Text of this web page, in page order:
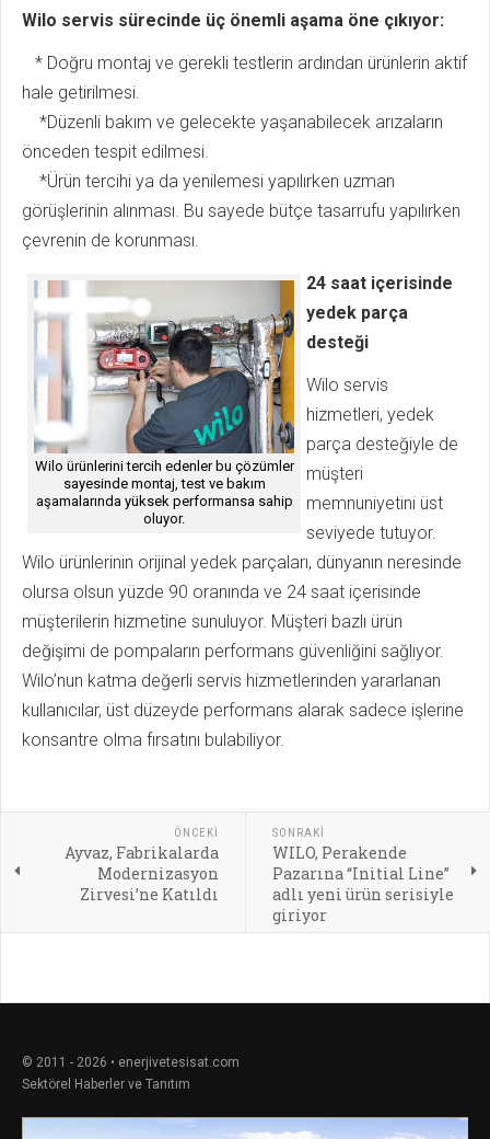
Wilo servis sürecinde üç önemli aşama öne çıkıyor:
* Doğru montaj ve gerekli testlerin ardından ürünlerin aktif
hale getirilmesi.
*Düzenli bakım ve gelecekte yaşanabilecek arızaların
önceden tespit edilmesi.
*Ürün tercihi ya da yenilemesi yapılırken uzman
görüşlerinin alınması. Bu sayede bütçe tasarrufu yapılırken
çevrenin de korunması.
Wilo ürünlerini tercih edenler bu çözümler
sayesinde montaj, test ve bakım
aşamalarında yüksek performansa sahip
oluyor.
24 saat içerisinde
yedek parça
desteği
Wilo servis
hizmetleri, yedek
parça desteğiyle de
müşteri
memnuniyetini üst
seviyede tutuyor.
Wilo ürünlerinin orijinal yedek parçaları, dünyanın neresinde
olursa olsun yüzde 90 oranında ve 24 saat içerisinde
müşterilerin hizmetine sunuluyor. Müşteri bazlı ürün
değişimi de pompaların performans güvenliğini sağlıyor.
Wilo’nun katma değerli servis hizmetlerinden yararlanan
kullanıcılar, üst düzeyde performans alarak sadece işlerine
konsantre olma fırsatını bulabiliyor.
ÖNCEKI
Ayvaz, Fabrikalarda
Modernizasyon
Zirvesi’ne Katıldı
SONRAKI
WILO, Perakende
Pazarına “Initial Line”
adlı yeni ürün serisiyle
giriyor
© 2011 - 2026 • enerjivetesisat.com
Sektörel Haberler ve Tanıtım